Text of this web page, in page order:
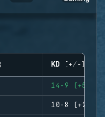
KD (+/-)
14-9 (+5)
10-8 (+2)